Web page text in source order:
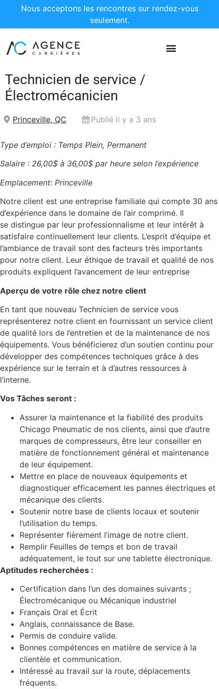
Nous acceptons les rencontres sur rendez-vous
seulement.
Technicien de service /
Électromécanicien
Princeville, QC Publié il y a 3 ans
Type d’emploi : Temps Plein, Permanent
Salaire : 26,00$ à 36,00$ par heure selon l’expérience
Emplacement: Princeville
Notre client est une entreprise familiale qui compte 30 ans
d’expérience dans le domaine de l’air comprimé. Il
se distingue par leur professionnalisme et leur intérêt à
satisfaire continuellement leur clients. L’esprit d’équipe et
l’ambiance de travail sont des facteurs très importants
pour notre client. Leur éthique de travail et qualité de nos
produits expliquent l’avancement de leur entreprise
Aperçu de votre rôle chez notre client
En tant que nouveau Technicien de service vous
représenterez notre client en fournissant un service client
de qualité lors de l’entretien et de la maintenance de nos
équipements. Vous bénéficierez d’un soutien continu pour
développer des compétences techniques grâce à des
expérience sur le terrain et à d’autres ressources à
l’interne.
Vos Tâches seront :
Assurer la maintenance et la fiabilité des produits
Chicago Pneumatic de nos clients, ainsi que d’autre
marques de compresseurs, être leur conseiller en
matière de fonctionnement général et maintenance
de leur équipement.
Mettre en place de nouveaux équipements et
diagnostiquer efficacement les pannes électriques et
mécanique des clients.
Soutenir notre base de clients locaux et soutenir
l’utilisation du temps.
Représenter fièrement l’image de notre client.
Remplir Feuilles de temps et bon de travail
adéquatement, le tout sur une tablette électronique.
Aptitudes recherchées :
Certification dans l’un des domaines suivants ;
Électromécanique ou Mécanique industriel
Français Oral et Écrit
Anglais, connaissance de Base.
Permis de conduire valide.
Bonnes compétences en matière de service à la
clientèle et communication.
Intéressé au travail sur la route, déplacements
fréquents.